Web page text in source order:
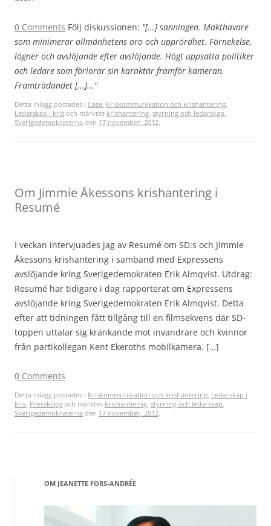
0 Comments Följ diskussionen: "[...] sanningen. Makthavare
som minimerar allmänhetens oro och upprördhet. Förnekelse,
lögner och avslöjande efter avslöjande. Högt uppsatta politiker
och ledare som förlorar sin karaktär framför kameran.
Framträdandet [...]..."
Detta inlägg postades i Case, Kriskommunikation och krishantering,
Ledarskap i kris och märktes krishantering, styrning och ledarskap,
Sverigedemokraterna den 17 november, 2012.
Om Jimmie Åkessons krishantering i
Resumé
I veckan intervjuades jag av Resumé om SD:s och Jimmie
Åkessons krishantering i samband med Expressens
avslöjande kring Sverigedemokraten Erik Almqvist. Utdrag:
Resumé har tidigare i dag rapporterat om Expressens
avslöjande kring Sverigedemokraten Erik Almqvist. Detta
efter att tidningen fått tillgång till en filmsekvens där SD-
toppen uttalar sig kränkande mot invandrare och kvinnor
från partikollegan Kent Ekeroths mobilkamera. […]
0 Comments
Detta inlägg postades i Kriskommunikation och krishantering, Ledarskap i
kris, Pressklipp och märktes krishantering, styrning och ledarskap,
Sverigedemokraterna den 17 november, 2012.
OM JEANETTE FORS-ANDRÉE